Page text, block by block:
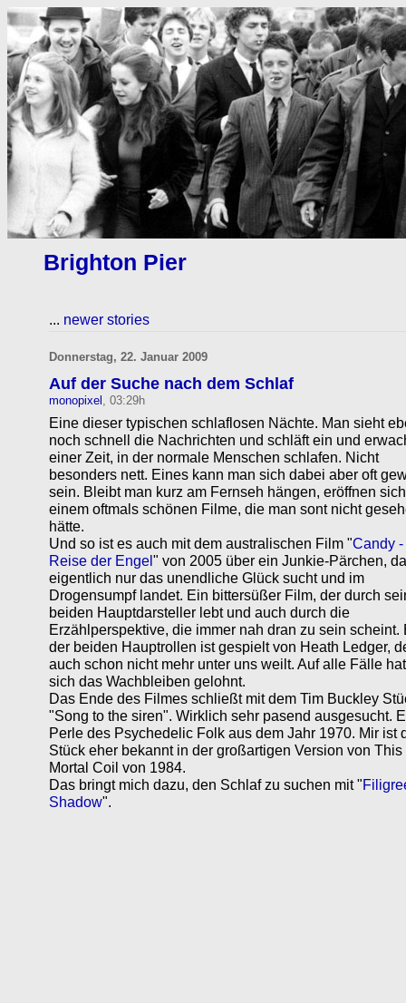
Brighton Pier
... newer stories
Donnerstag, 22. Januar 2009
Auf der Suche nach dem Schlaf
monopixel , 03:29h
Eine dieser typischen schlaflosen Nächte. Man sieht
noch schnell die Nachrichten und schläft ein und
einer Zeit, in der normale Menschen schlafen. Nicht
besonders nett. Eines kann man sich dabei aber oft
sein. Bleibt man kurz am Fernseh hängen, eröffnen sich
einem oftmals schönen Filme, die man sont nicht
hätte.
Und so ist es auch mit dem australischen Film "Candy -
Reise der Engel " von 2005 über ein Junkie-Pärchen,
eigentlich nur das unendliche Glück sucht und im
Drogensumpf landet. Ein bittersüßer Film, der durch
beiden Hauptdarsteller lebt und auch durch die
Erzählperspektive, die immer nah dran zu sein scheint.
der beiden Hauptrollen ist gespielt von Heath Ledger,
auch schon nicht mehr unter uns weilt. Auf alle Fälle hat
sich das Wachbleiben gelohnt.
Das Ende des Filmes schließt mit dem Tim Buckley
"Song to the siren". Wirklich sehr pasend ausgesucht.
Perle des Psychedelic Folk aus dem Jahr 1970. Mir ist
Stück eher bekannt in der großartigen Version von This
Mortal Coil von 1984.
Das bringt mich dazu, den Schlaf zu suchen mit "
Shadow".